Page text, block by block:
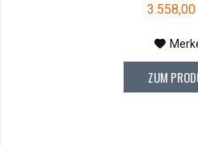
Rücksendung werden Ihnen
ZUM